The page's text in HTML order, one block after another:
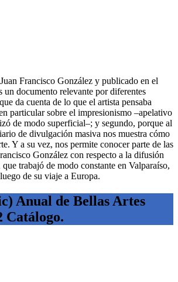
Francisco González y publicado en el
un documento relevante por diferentes
da cuenta de lo que el artista pensaba
particular sobre el impresionismo –apelativo
de modo superficial–; y segundo, porque al
de divulgación masiva nos muestra cómo
Y a su vez, nos permite conocer parte de las
González con respecto a la difusión
que trabajó de modo constante en Valparaíso,
de su viaje a Europa.
Anual de Bellas Artes
Catálogo.